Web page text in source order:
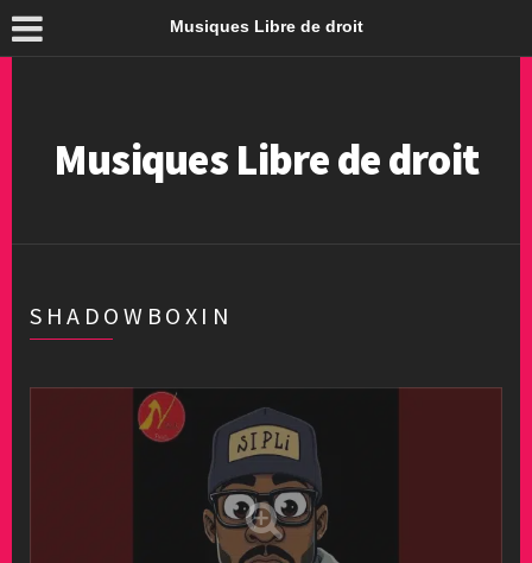
Musiques Libre de droit
Musiques Libre de droit
SHADOWBOXIN